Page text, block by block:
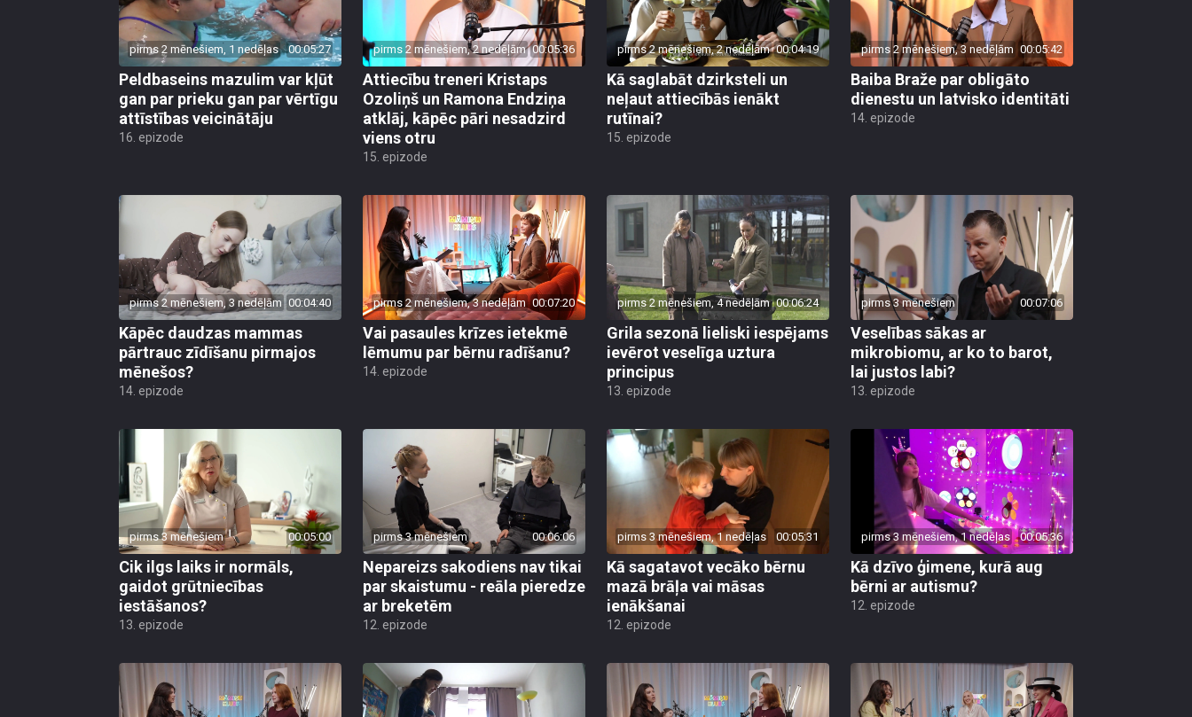
pirms 2 mēnešiem, 1 nedēļas 00:05:27
Peldbaseins mazulim var kļūt
gan par prieku gan par vērtīgu
attīstības veicinātāju
16. epizode
pirms 2 mēnešiem, 2 nedēļām 00:05:36
Attiecību treneri Kristaps
Ozoliņš un Ramona Endziņa
atklāj, kāpēc pāri nesadzird
viens otru
15. epizode
pirms 2 mēnešiem, 2 nedēļām 00:04:19
Kā saglabāt dzirksteli un
neļaut attiecībās ienākt
rutīnai?
15. epizode
pirms 2 mēnešiem, 3 nedēļām 00:05:42
Baiba Braže par obligāto
dienestu un latvisko identitāti
14. epizode
pirms 2 mēnešiem, 3 nedēļām 00:04:40
Kāpēc daudzas mammas
pārtrauc zīdīšanu pirmajos
mēnešos?
14. epizode
pirms 2 mēnešiem, 3 nedēļām 00:07:20
Vai pasaules krīzes ietekmē
lēmumu par bērnu radīšanu?
14. epizode
pirms 2 mēnešiem, 4 nedēļām 00:06:24
Grila sezonā lieliski iespējams
ievērot veselīga uztura
principus
13. epizode
pirms 3 mēnešiem 00:07:06
Veselības sākas ar
mikrobiomu, ar ko to barot,
lai justos labi?
13. epizode
pirms 3 mēnešiem 00:05:00
Cik ilgs laiks ir normāls,
gaidot grūtniecības
iestāšanos?
13. epizode
pirms 3 mēnešiem 00:06:06
Nepareizs sakodiens nav tikai
par skaistumu - reāla pieredze
ar breketēm
12. epizode
pirms 3 mēnešiem, 1 nedēļas 00:05:31
Kā sagatavot vecāko bērnu
mazā brāļa vai māsas
ienākšanai
12. epizode
pirms 3 mēnešiem, 1 nedēļas 00:05:36
Kā dzīvo ģimene, kurā aug
bērni ar autismu?
12. epizode